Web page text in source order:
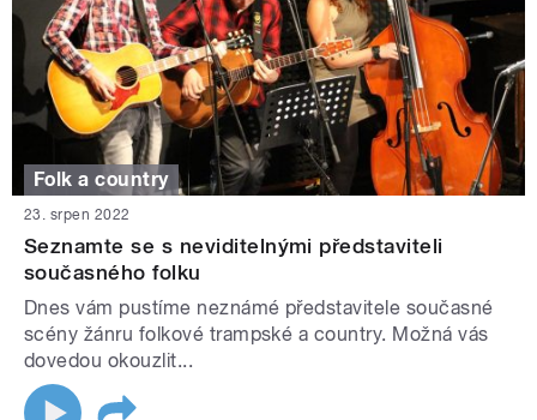
Folk a country
23. srpen 2022
Seznamte se s neviditelnými představiteli
současného folku
Dnes vám pustíme neznámé představitele současné
scény žánru folkové trampské a country. Možná vás
dovedou okouzlit...